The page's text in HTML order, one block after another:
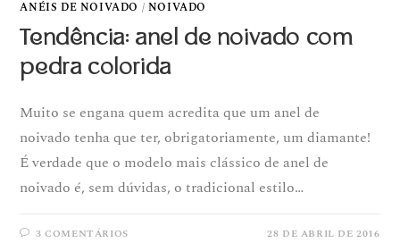
ANÉIS DE NOIVADO / NOIVADO
Tendência: anel de noivado com
pedra colorida
Muito se engana quem acredita que um anel de
noivado tenha que ter, obrigatoriamente, um diamante!
É verdade que o modelo mais clássico de anel de
noivado é, sem dúvidas, o tradicional estilo…
3 COMENTÁRIOS 28 DE ABRIL DE 2016